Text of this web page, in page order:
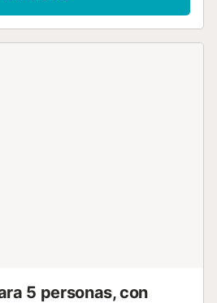
por las tardes. Hay
5 personas, con